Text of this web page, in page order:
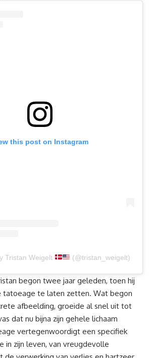
this post on Instagram
Tristan Weigelt (@tristan_weigelt)
begon twee jaar geleden, toen hij
tatoeage te laten zetten. Wat begon
afbeelding, groeide al snel uit tot
dat nu bijna zijn gehele lichaam
vertegenwoordigt een specifiek
in zijn leven, van vreugdevolle